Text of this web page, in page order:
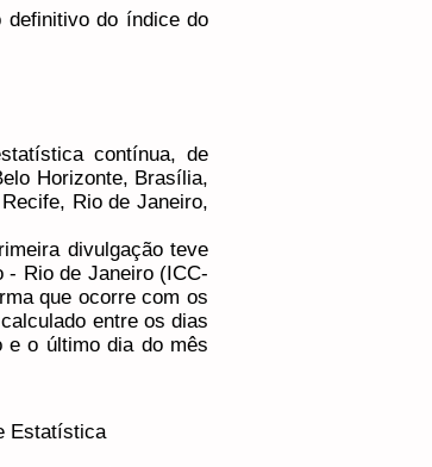
definitivo do índice do
contínua, de
Horizonte, Brasília,
Rio de Janeiro,
divulgação teve
- Rio de Janeiro (ICC-
que ocorre com os
entre os dias
e o último dia do mês
Estatística